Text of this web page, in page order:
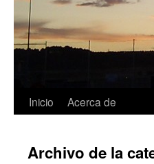
Inicio Acerca de
Archivo de la